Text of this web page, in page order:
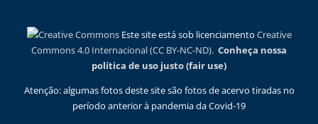
Este site está sob licenciamento Creative
Commons 4.0 Internacional (CC BY-NC-ND). Conheça nossa
política de uso justo (fair use)
Atenção: algumas fotos deste site são fotos de acervo tiradas no
período anterior à pandemia da Covid-19